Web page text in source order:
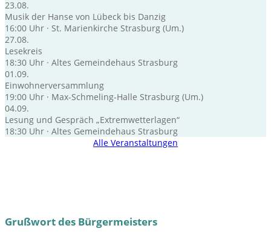
23.08.
Musik der Hanse von Lübeck bis Danzig
16:00 Uhr · St. Marienkirche Strasburg (Um.)
27.08.
Lesekreis
18:30 Uhr · Altes Gemeindehaus Strasburg
01.09.
Einwohnerversammlung
19:00 Uhr · Max-Schmeling-Halle Strasburg (Um.)
04.09.
Lesung und Gespräch „Extremwetterlagen“
18:30 Uhr · Altes Gemeindehaus Strasburg
Alle Veranstaltungen
Grußwort des Bürgermeisters